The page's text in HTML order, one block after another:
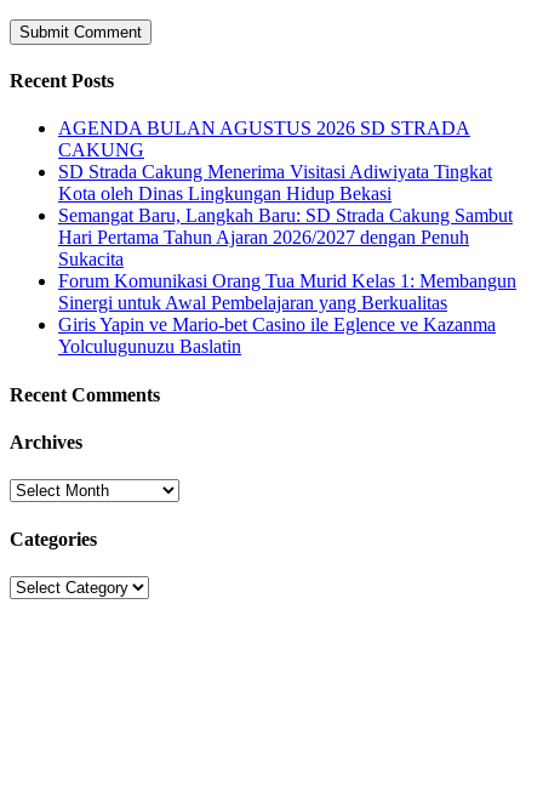
Recent Posts
AGENDA BULAN AGUSTUS 2026 SD STRADA
CAKUNG
SD Strada Cakung Menerima Visitasi Adiwiyata Tingkat
Kota oleh Dinas Lingkungan Hidup Bekasi
Semangat Baru, Langkah Baru: SD Strada Cakung Sambut
Hari Pertama Tahun Ajaran 2026/2027 dengan Penuh
Sukacita
Forum Komunikasi Orang Tua Murid Kelas 1: Membangun
Sinergi untuk Awal Pembelajaran yang Berkualitas
Giris Yapin ve Mario-bet Casino ile Eglence ve Kazanma
Yolculugunuzu Baslatin
Recent Comments
Archives
Archives
Categories
Categories